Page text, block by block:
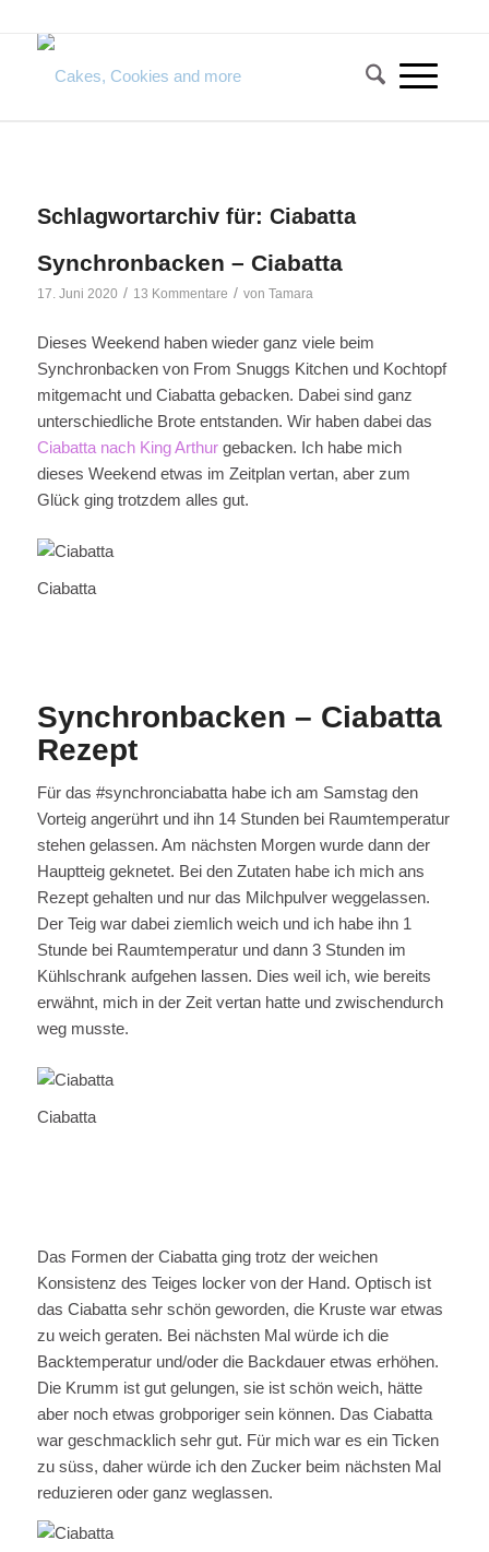
Schlagwortarchiv für: Ciabatta
Synchronbacken – Ciabatta
17. Juni 2020 / 13 Kommentare / von Tamara
Dieses Weekend haben wieder ganz viele beim
Synchronbacken von From Snuggs Kitchen und Kochtopf
mitgemacht und Ciabatta gebacken. Dabei sind ganz
unterschiedliche Brote entstanden. Wir haben dabei das
Ciabatta nach King Arthurgebacken. Ich habe mich
dieses Weekend etwas im Zeitplan vertan, aber zum
Glück ging trotzdem alles gut.
Ciabatta
Synchronbacken – Ciabatta
Rezept
Für das #synchronciabatta habe ich am Samstag den
Vorteig angerührt und ihn 14 Stunden bei Raumtemperatur
stehen gelassen. Am nächsten Morgen wurde dann der
Hauptteig geknetet. Bei den Zutaten habe ich mich ans
Rezept gehalten und nur das Milchpulver weggelassen.
Der Teig war dabei ziemlich weich und ich habe ihn 1
Stunde bei Raumtemperatur und dann 3 Stunden im
Kühlschrank aufgehen lassen. Dies weil ich, wie bereits
erwähnt, mich in der Zeit vertan hatte und zwischendurch
weg musste.
Ciabatta
Das Formen der Ciabatta ging trotz der weichen
Konsistenz des Teiges locker von der Hand. Optisch ist
das Ciabatta sehr schön geworden, die Kruste war etwas
zu weich geraten. Bei nächsten Mal würde ich die
Backtemperatur und/oder die Backdauer etwas erhöhen.
Die Krumm ist gut gelungen, sie ist schön weich, hätte
aber noch etwas grobporiger sein können. Das Ciabatta
war geschmacklich sehr gut. Für mich war es ein Ticken
zu süss, daher würde ich den Zucker beim nächsten Mal
reduzieren oder ganz weglassen.